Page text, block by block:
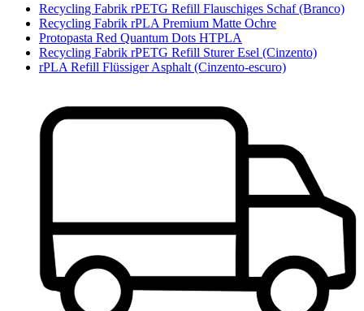
Recycling Fabrik rPETG Refill Flauschiges Schaf (Branco)
Recycling Fabrik rPLA Premium Matte Ochre
Protopasta Red Quantum Dots HTPLA
Recycling Fabrik rPETG Refill Sturer Esel (Cinzento)
rPLA Refill Flüssiger Asphalt (Cinzento-escuro)